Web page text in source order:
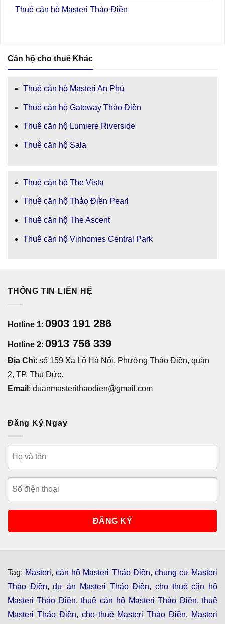
Thuê căn hộ Masteri Thảo Điền
Căn hộ cho thuê Khác
Thuê căn hộ Masteri An Phú
Thuê căn hộ Gateway Thảo Điền
Thuê căn hộ Lumiere Riverside
Thuê căn hộ Sala
Thuê căn hộ The Vista
Thuê căn hộ Thảo Điền Pearl
Thuê căn hộ The Ascent
Thuê căn hộ Vinhomes Central Park
THÔNG TIN LIÊN HỆ
Hotline 1: 0903 191 286
Hotline 2: 0913 756 339
Địa Chỉ: số 159 Xa Lộ Hà Nội, Phường Thảo Điền, quận
2, TP. Thủ Đức.
Email : duanmasterithaodien@gmail.com
Đăng Ký Ngay
Tag: Masteri,căn hộ Masteri Thảo Điền, chung cư Masteri
Thảo Điền,dự án Masteri Thảo Điền, cho thuê căn hộ
Masteri Thảo Điền,thuê căn hộ Masteri Thảo Điền,thuê
Masteri Thảo Điền, cho thuê Masteri Thảo Điền, Masteri